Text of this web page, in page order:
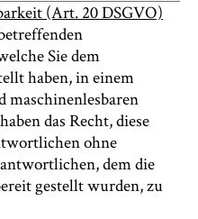
(Art. 20 DSGVO)
Sie dem
haben, in einem
das Recht, diese
ohne
dem die
gestellt wurden, zu